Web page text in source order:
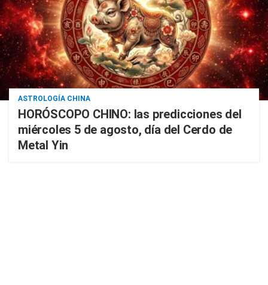
ASTROLOGÍA CHINA
HORÓSCOPO CHINO: las predicciones del
miércoles 5 de agosto, día del Cerdo de
Metal Yin